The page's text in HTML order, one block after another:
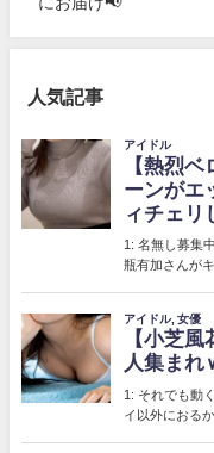
人気記事